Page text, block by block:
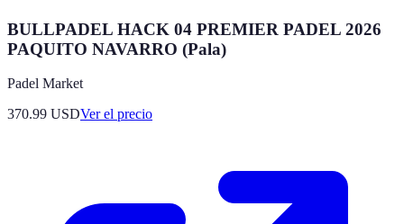
BULLPADEL HACK 04 PREMIER PADEL 2026
PAQUITO NAVARRO (Pala)
Padel Market
370.99 USDVer el precio